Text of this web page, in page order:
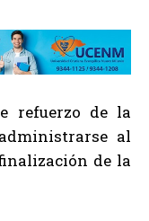
refuerzo de la
al
de la